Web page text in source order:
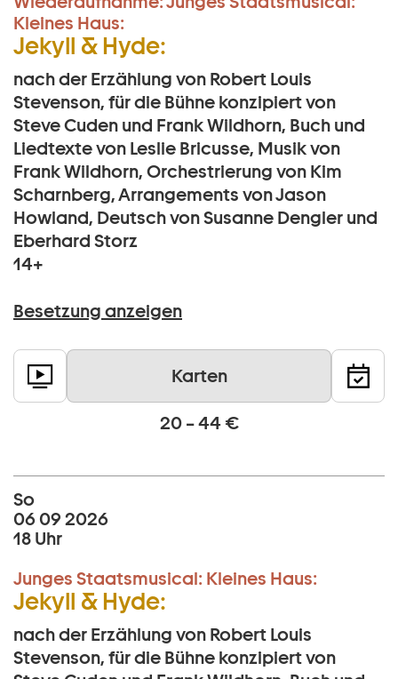
Kleines Haus:
Jekyll & Hyde:
nach der Erzählung von Robert Louis
Stevenson, für die Bühne konzipiert von
Steve Cuden und Frank Wildhorn, Buch und
Liedtexte von Leslie Bricusse, Musik von
Frank Wildhorn, Orchestrierung von Kim
Scharnberg, Arrangements von Jason
Howland, Deutsch von Susanne Dengler und
Eberhard Storz
14+
Besetzung anzeigen
Karten
20 – 44 €
So
06 09 2026
18 Uhr
Junges Staatsmusical: Kleines Haus:
Jekyll & Hyde:
nach der Erzählung von Robert Louis
Stevenson, für die Bühne konzipiert von